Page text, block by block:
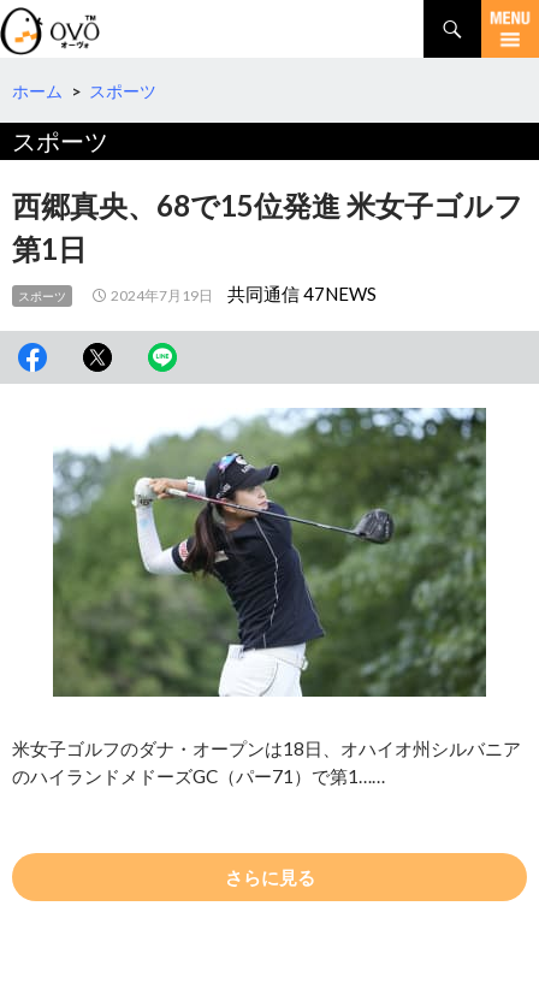
検
索
コ
テ
へ
移
動
ホーム > スポーツ
スポーツ
西郷真央、68で15位発進 米女子ゴルフ
第1日
スポーツ 2024年7月19日 共同通信 47NEWS
米女子ゴルフのダナ・オープンは18日、オハイオ州シルバニア
のハイランドメドーズGC（パー71）で第1……
さらに見る